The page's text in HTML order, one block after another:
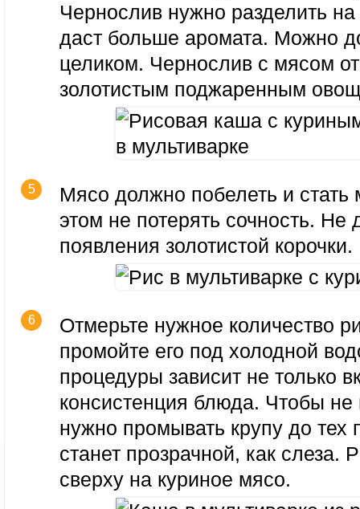
Чернослив нужно разделить на
даст больше аромата. Можно
целиком. Чернослив с мясом
золотистым поджаренным
Мясо должно побелеть и стать
этом не потерять сочность. Не
появления золотистой корочки.
Отмерьте нужное количество
промойте его под холодной
процедуры зависит не только
консистенция блюда. Чтобы не
нужно промывать крупу до тех
станет прозрачной, как слеза.
сверху на куриное мясо.